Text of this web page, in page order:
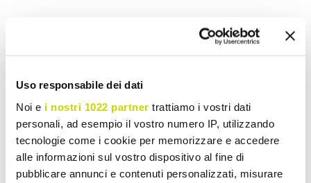
Uso responsabile dei dati
Noi e i nostri 1022 partner trattiamo i vostri dati
personali, ad esempio il vostro numero IP, utilizzando
tecnologie come i cookie per memorizzare e accedere
alle informazioni sul vostro dispositivo al fine di
pubblicare annunci e contenuti personalizzati, misurare
Sende din egen anmeldelse om dette produkt Udskriv
Klassiske Lysekroner